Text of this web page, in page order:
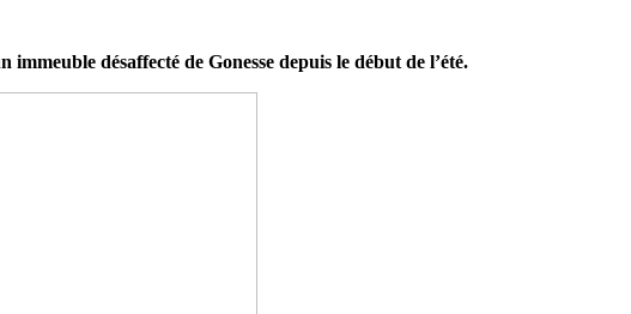
désaffecté de Gonesse depuis le début de l’été.